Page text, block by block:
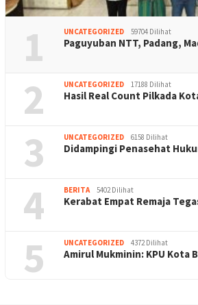
1 UNCATEGORIZED 59704 Dilihat
Paguyuban NTT, Padang,
2 UNCATEGORIZED 17188 Dilihat
Hasil Real Count Pilkada
3 UNCATEGORIZED 6158 Dilihat
Didampingi Penasehat
4 BERITA 5402 Dilihat
Kerabat Empat Remaja
5 UNCATEGORIZED 4372 Dilihat
Amirul Mukminin: KPU Kota